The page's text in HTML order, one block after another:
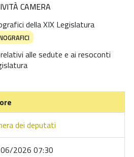
CAMERA
della XIX Legislatura
alle sedute e ai resoconti
dei deputati
2026 07:30